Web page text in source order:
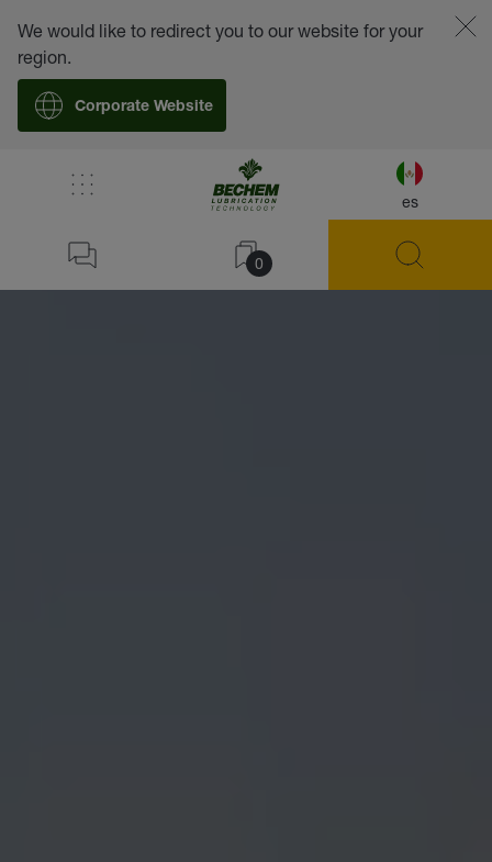
es
0
We would like to redirect you to our website for your
region.
Corporate Website